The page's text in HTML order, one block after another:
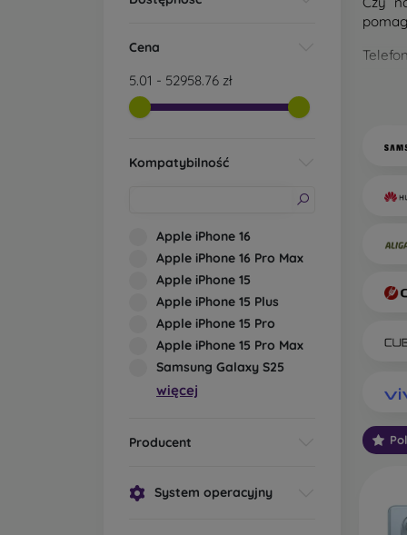
Cena
5.01 - 52958.76 zł
Kompatybilność
Apple iPhone 16
Apple iPhone 16 Pro Max
Apple iPhone 15
Apple iPhone 15 Plus
Apple iPhone 15 Pro
Apple iPhone 15 Pro Max
Samsung Galaxy S25
więcej
Producent
System operacyjny
Do